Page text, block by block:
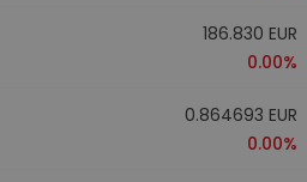
186.830 EUR
0.00%
0.864693 EUR
0.00%